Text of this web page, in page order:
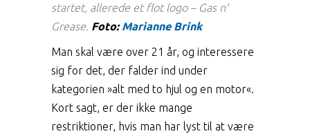
startet, allerede et flot logo – Gas n’
Grease. Foto:Marianne Brink
Man skal være over 21 år, og interessere
sig for det, der falder ind under
kategorien »alt med to hjul og en motor«.
Kort sagt, er der ikke mange
restriktioner, hvis man har lyst til at være